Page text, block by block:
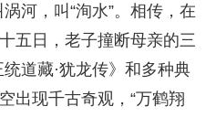
河，叫“洵水”。相传，在
五日，老子撞断母亲的三
道藏·犹龙传》和多种典
出现千古奇观，“万鹤翔